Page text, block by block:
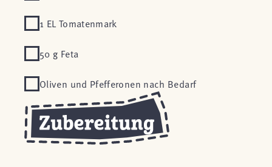
1 EL Tomatenmark
50 g Feta
Oliven und Pfefferonen nach Bedarf